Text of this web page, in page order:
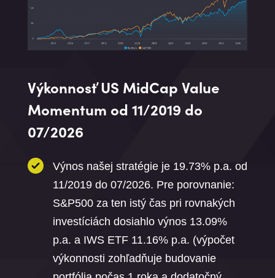
Výkonnosť US MidCap Value
Momentum od 11/2019 do
07/2026
Výnos našej stratégie je 19.73% p.a. od
11/2019 do 07/2026. Pre porovnanie:
S&P500 za ten istý čas pri rovnakých
investíciách dosiahlo výnos 13.09%
p.a. a IWS ETF 11.16% p.a. (výpočet
výkonnosti zohľadňuje budovanie